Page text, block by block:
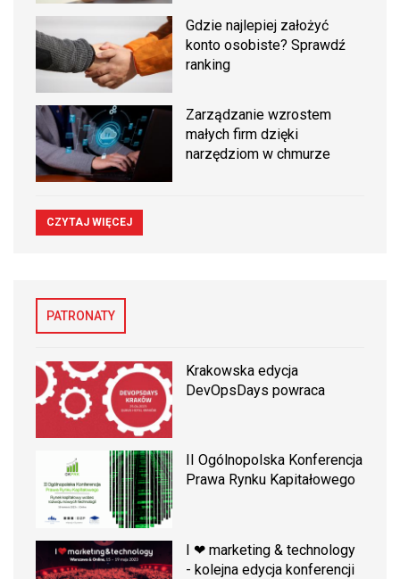
Gdzie najlepiej założyć
konto osobiste? Sprawdź
ranking
Zarządzanie wzrostem
małych firm dzięki
narzędziom w chmurze
CZYTAJ WIĘCEJ
PATRONATY
Krakowska edycja
DevOpsDays powraca
II Ogólnopolska Konferencja
Prawa Rynku Kapitałowego
I ❤ marketing & technology
- kolejna edycja konferencji